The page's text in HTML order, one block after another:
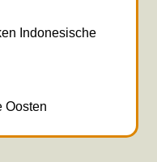
Indonesische
Oosten